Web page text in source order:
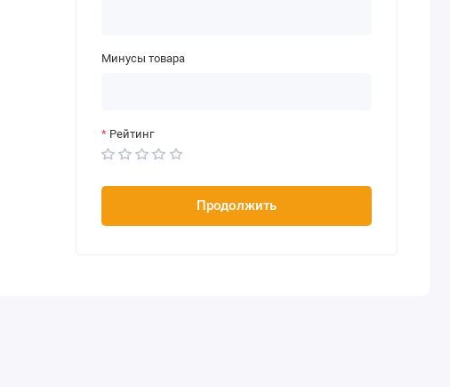
Минусы товара
Рейтинг
Продолжить